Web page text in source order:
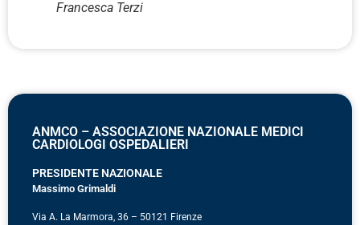
Francesca Terzi
ANMCO – ASSOCIAZIONE NAZIONALE MEDICI
CARDIOLOGI OSPEDALIERI
PRESIDENTE NAZIONALE
Massimo Grimaldi
Via A. La Marmora, 36 – 50121 Firenze